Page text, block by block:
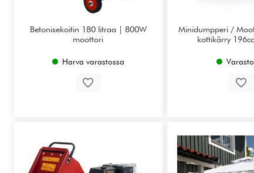
Betonisekoitin 180 litraa | 800W
moottori
Harva varastossa
Minidumpperi /
kottikärry